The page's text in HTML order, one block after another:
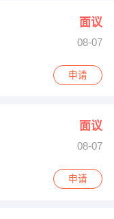
面议
08-07
G318（沪聂线）
申请
面议
08-07
旁边
申请